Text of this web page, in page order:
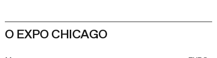
О EXPO CHICAGO